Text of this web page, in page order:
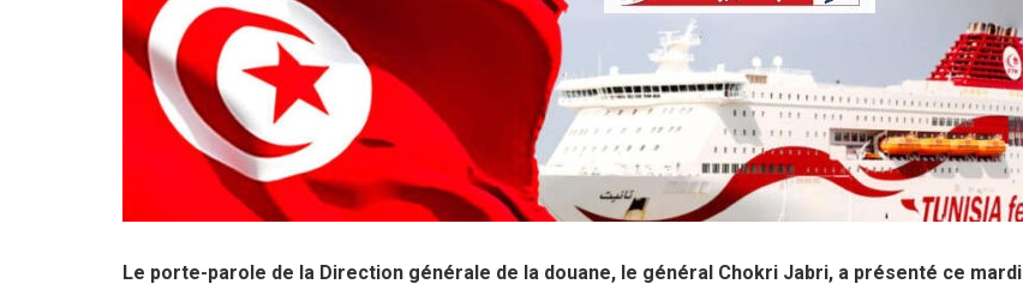
Le porte-parole de la Direction générale de la douane, le général Chokri Jabri, a présenté ce mardi